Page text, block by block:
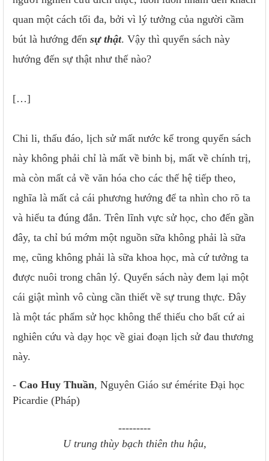
quan một cách tối đa, bởi vì lý tưởng của người cầm
bút là hướng đến sự thật. Vậy thì quyển sách này
hướng đến sự thật như thế nào?
[…]
Chi li, thấu đáo, lịch sử mất nước kể trong quyển sách
này không phải chỉ là mất về binh bị, mất về chính trị,
mà còn mất cả về văn hóa cho các thế hệ tiếp theo,
nghĩa là mất cả cái phương hướng để ta nhìn cho rõ ta
và hiểu ta đúng đắn. Trên lĩnh vực sử học, cho đến gần
đây, ta chỉ bú mớm một nguồn sữa không phải là sữa
mẹ, cũng không phải là sữa khoa học, mà cứ tưởng ta
được nuôi trong chân lý. Quyển sách này đem lại một
cái giật mình vô cùng cần thiết về sự trung thực. Đây
là một tác phẩm sử học không thể thiếu cho bất cứ ai
nghiên cứu và dạy học về giai đoạn lịch sử đau thương
này.
- Cao Huy Thuần, Nguyên Giáo sư émérite Đại học
Picardie (Pháp)
---------
U trung thùy bạch thiên thu hậu,